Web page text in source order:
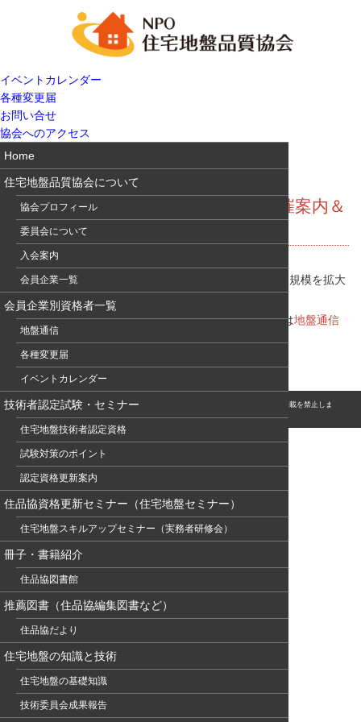
イベントカレンダー
各種変更届
お問い合せ
協会へのアクセス
Home
住宅地盤品質協会について
協会プロフィール
委員会について
入会案内
会員企業一覧
会員企業別資格者一覧
地盤通信
各種変更届
イベントカレンダー
技術者認定試験・セミナー
住宅地盤技術者認定資格
試験対策のポイント
認定資格更新案内
住品協資格更新セミナー（住宅地盤セミナー）
住宅地盤スキルアップセミナー（実務者研修会）
冊子・書籍紹介
住品協図書館
推薦図書（住品協編集図書など）
住品協だより
住宅地盤の知識と技術
住宅地盤の基礎知識
技術委員会成果報告
地盤通信322 住品協技術報告会開催案内＆
研究・技術報告の募集
本年2月に開催し好評を博した「住品協技術報告会」を規模を拡大
し、2020年1月22日（水）に開催します。
開催にあたり研究・技術報告の公募を行います。詳細は地盤通信
322及び住品協技術報告会ページをご覧下さい。
© このホームページの著作権は、NPO 住宅地盤品質協会に属します。無断転用・転載を禁止しま